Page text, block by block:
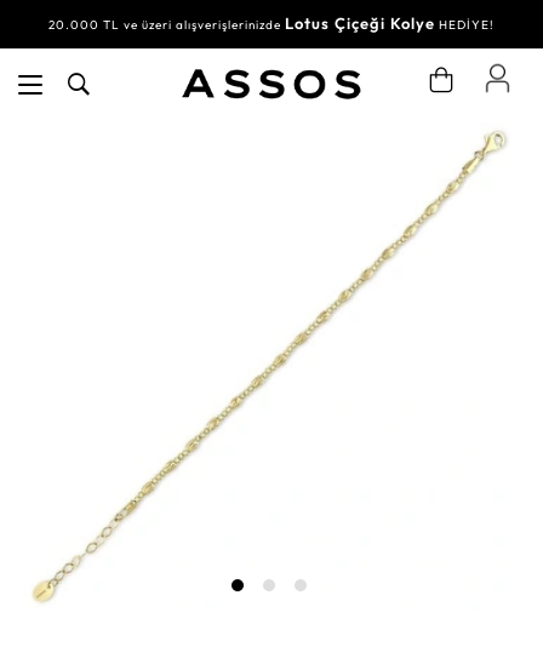
20.000 TL ve üzeri alışverişlerinizde Lotus Çiçeği Kolye HEDİYE!